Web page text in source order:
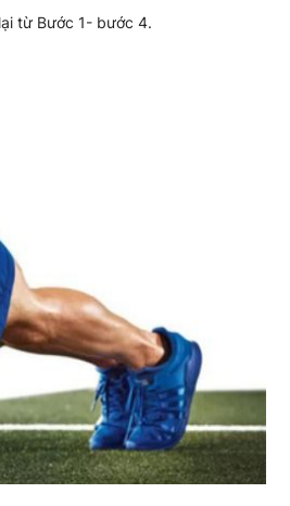
từ Bước 1- bước 4.